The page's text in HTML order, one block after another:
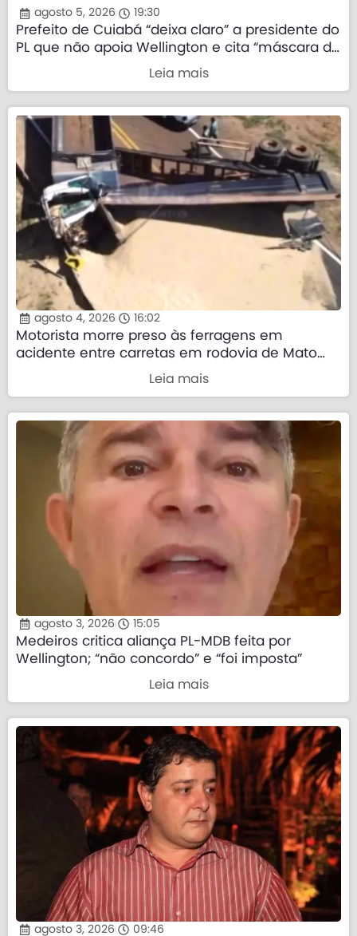
agosto 5, 2026 19:30
Prefeito de Cuiabá “deixa claro” a presidente do
PL que não apoia Wellington e cita “máscara da
Leia mais
agosto 4, 2026 16:02
Motorista morre preso às ferragens em
acidente entre carretas em rodovia de Mato
Leia mais
agosto 3, 2026 15:05
Medeiros critica aliança PL-MDB feita por
Wellington; “não concordo” e “foi imposta”
Leia mais
agosto 3, 2026 09:46